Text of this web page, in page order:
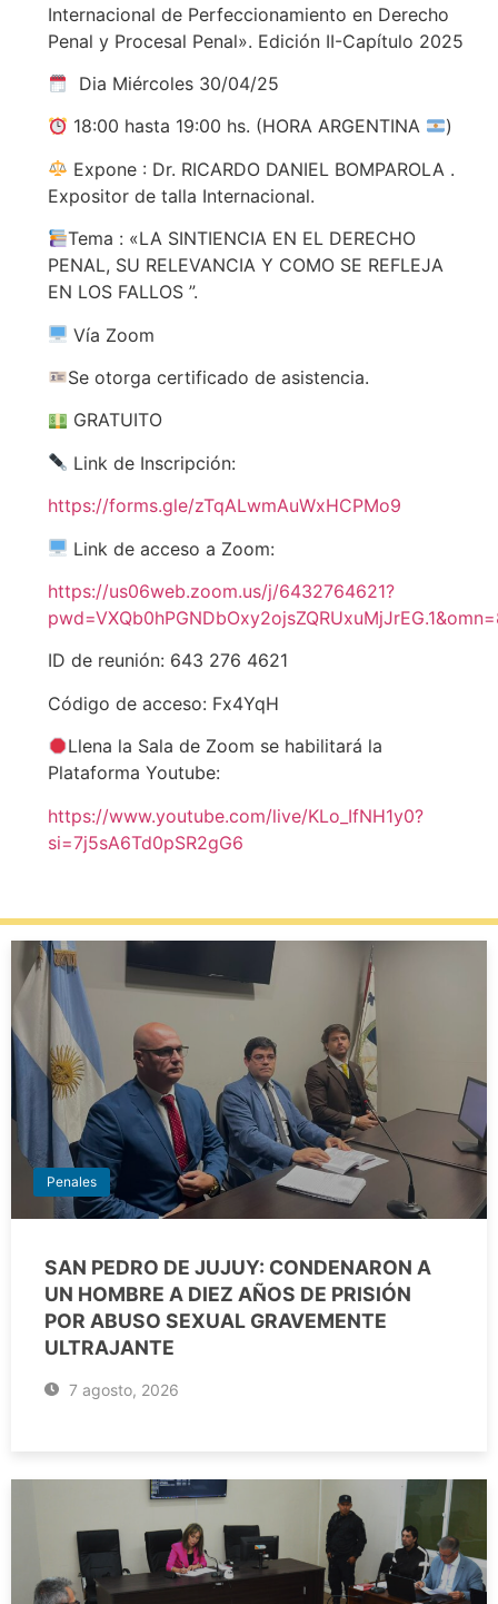
Internacional de Perfeccionamiento en Derecho
Penal y Procesal Penal». Edición II-Capítulo 2025
Dia Miércoles 30/04/25
18:00 hasta 19:00 hs. (HORA ARGENTINA
)
Expone : Dr. RICARDO DANIEL BOMPAROLA .
Expositor de talla Internacional.
Tema : «LA SINTIENCIA EN EL DERECHO
PENAL, SU RELEVANCIA Y COMO SE REFLEJA
EN LOS FALLOS ”.
Vía Zoom
Se otorga certificado de asistencia.
GRATUITO
Link de Inscripción:
https://forms.gle/zTqALwmAuWxHCPMo9
Link de acceso a Zoom:
https://us06web.zoom.us/j/6432764621?
ID de reunión: 643 276 4621
Código de acceso: Fx4YqH
Llena la Sala de Zoom se habilitará la
Plataforma Youtube:
https://www.youtube.com/live/KLo_IfNH1y0?
si=7j5sA6Td0pSR2gG6
Penales
SAN PEDRO DE JUJUY: CONDENARON A
UN HOMBRE A DIEZ AÑOS DE PRISIÓN
POR ABUSO SEXUAL GRAVEMENTE
ULTRAJANTE
7 agosto, 2026